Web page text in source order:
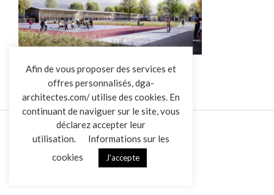
L’AGENCE
RÉALISATIONS
ACTUALITÉS
CONTACT
Afin de vous proposer des services et
offres personnalisés, dga-
architectes.com/ utilise des cookies. En
continuant de naviguer sur le site, vous
déclarez accepter leur
utilisation.
Informations sur les
cookies
J'accepte